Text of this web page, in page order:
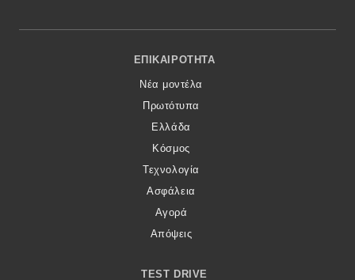
Footer Menu
ΕΠΙΚΑΙΡΌΤΗΤΑ
Νέα μοντέλα
Πρωτότυπα
Ελλάδα
Κόσμος
Τεχνολογία
Ασφάλεια
Αγορά
Απόψεις
TEST DRIVE